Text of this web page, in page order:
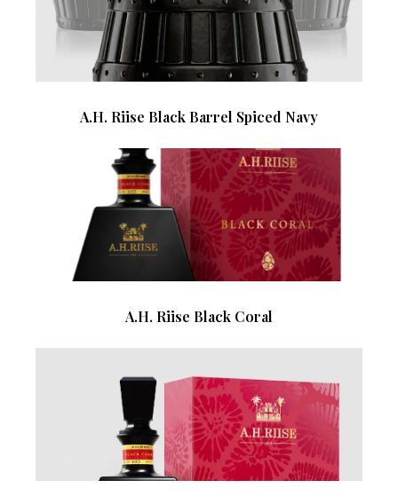
A.H. Riise Black Barrel Spiced Navy
A.H. Riise Black Coral